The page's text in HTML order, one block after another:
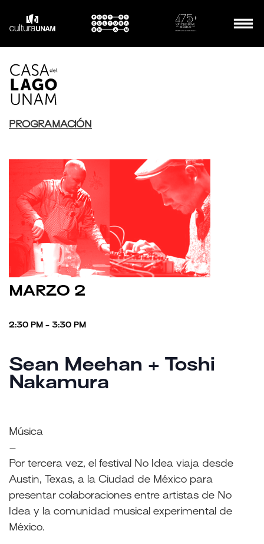
PROGRAMACIÓN
MARZO 2
2:30 PM - 3:30 PM
Sean Meehan + Toshi
Nakamura
Música
–
Por tercera vez, el festival No Idea viaja desde
Austin, Texas, a la Ciudad de México para
presentar colaboraciones entre artistas de No
Idea y la comunidad musical experimental de
México.